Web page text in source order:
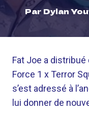
Par Dylan
Fat Joe a
Force 1 x Terror
s’est adressé à
lui donner de